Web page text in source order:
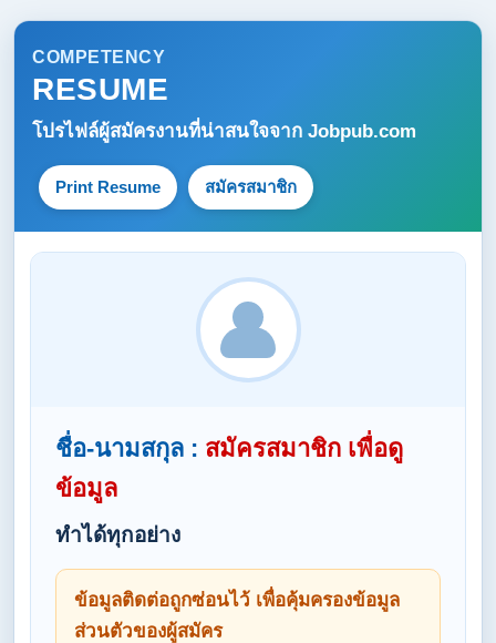
COMPETENCY
RESUME
โปรไฟล์ผู้สมัครงานที่น่าสนใจจาก Jobpub.com
Print Resume สมัครสมาชิก
ชื่อ-นามสกุล : สมัครสมาชิก เพื่อดู
ข้อมูล
ทำได้ทุกอย่าง
ข้อมูลติดต่อถูกซ่อนไว้ เพื่อคุ้มครองข้อมูล
ส่วนตัวของผู้สมัคร